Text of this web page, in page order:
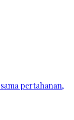
pertahanan,